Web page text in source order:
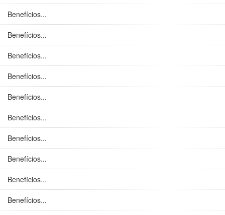
Benefícios...
Benefícios...
Benefícios...
Benefícios...
Benefícios...
Benefícios...
Benefícios...
Benefícios...
Benefícios...
Benefícios...